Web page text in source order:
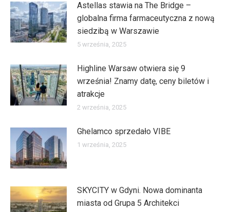
Astellas stawia na The Bridge –
globalna firma farmaceutyczna z nową
siedzibą w Warszawie
5 września, 2025
Highline Warsaw otwiera się 9
września! Znamy datę, ceny biletów i
atrakcje
2 września, 2025
Ghelamco sprzedało VIBE
1 września, 2025
SKYCITY w Gdyni. Nowa dominanta
miasta od Grupa 5 Architekci